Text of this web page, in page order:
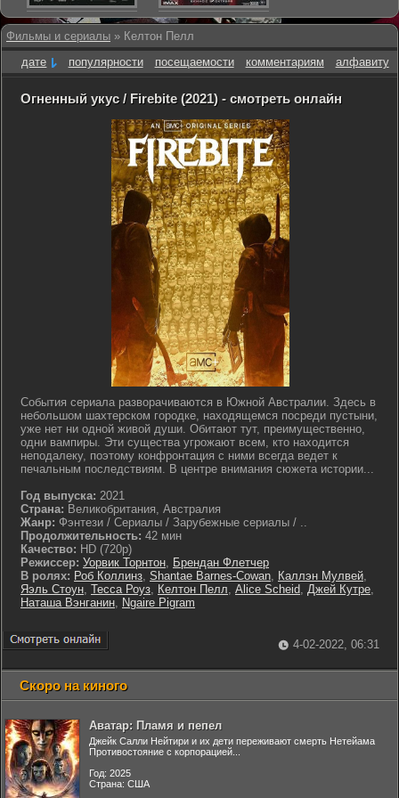
Фильмы и сериалы » Келтон Пелл
дате
популярности посещаемости комментариям алфавиту
Огненный укус / Firebite (2021) - смотреть онлайн
События сериала разворачиваются в Южной Австралии. Здесь в
небольшом шахтерском городке, находящемся посреди пустыни,
уже нет ни одной живой души. Обитают тут, преимущественно,
одни вампиры. Эти существа угрожают всем, кто находится
неподалеку, поэтому конфронтация с ними всегда ведет к
печальным последствиям. В центре внимания сюжета истории...
Год выпуска: 2021
Страна: Великобритания, Австралия
Жанр: Фэнтези / Сериалы / Зарубежные сериалы / ..
Продолжительность: 42 мин
Качество: HD (720p)
Режиссер: Уорвик Торнтон, Брендан Флетчер
В ролях: Роб Коллинз, Shantae Barnes-Cowan, Каллэн Мулвей,
Яэль Стоун, Тесса Роуз, Келтон Пелл, Alice Scheid, Джей Кутре,
Наташа Вэнганин, Ngaire Pigram
4-02-2022, 06:31
Скоро на киного
Аватар: Пламя и пепел
Джейк Салли Нейтири и их дети переживают смерть Нетейама
Противостояние с корпорацией...
Год: 2025
Страна: США